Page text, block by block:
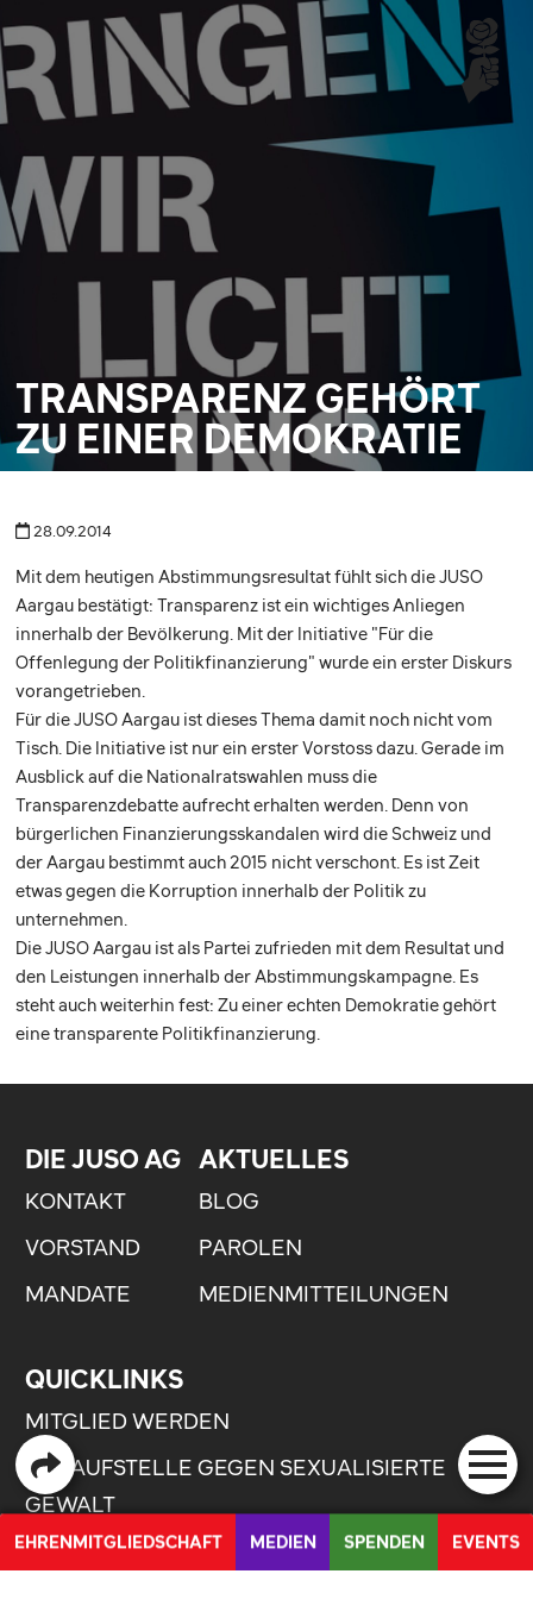
TRANSPARENZ GEHÖRT
ZU EINER DEMOKRATIE
28.09.2014
Mit dem heutigen Abstimmungsresultat fühlt sich die JUSO
Aargau bestätigt: Transparenz ist ein wichtiges Anliegen
innerhalb der Bevölkerung. Mit der Initiative "Für die
Offenlegung der Politikfinanzierung" wurde ein erster Diskurs
vorangetrieben.
Für die JUSO Aargau ist dieses Thema damit noch nicht vom
Tisch. Die Initiative ist nur ein erster Vorstoss dazu. Gerade im
Ausblick auf die Nationalratswahlen muss die
Transparenzdebatte aufrecht erhalten werden. Denn von
bürgerlichen Finanzierungsskandalen wird die Schweiz und
der Aargau bestimmt auch 2015 nicht verschont. Es ist Zeit
etwas gegen die Korruption innerhalb der Politik zu
unternehmen.
Die JUSO Aargau ist als Partei zufrieden mit dem Resultat und
den Leistungen innerhalb der Abstimmungskampagne. Es
steht auch weiterhin fest: Zu einer echten Demokratie gehört
eine transparente Politikfinanzierung.
DIE JUSO AG
KONTAKT
VORSTAND
MANDATE
AKTUELLES
BLOG
PAROLEN
MEDIENMITTEILUNGEN
QUICKLINKS
MITGLIED WERDEN
ANLAUFSTELLE GEGEN SEXUALISIERTE
GEWALT
FEEDBACK UND IDEEN
EHRENMITGLIEDSCHAFT MEDIEN SPENDEN EVENTS